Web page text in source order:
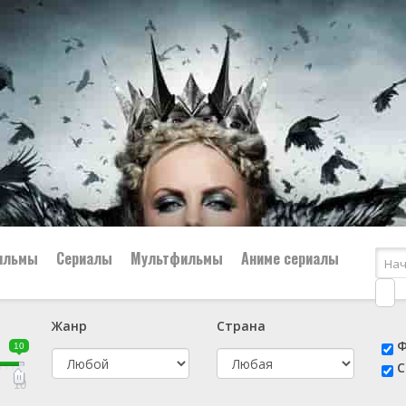
👨‍✈️ Военный
🕵️‍♂️ Детектив
Сериалы Мультфильмы Аниме сериалы
10
10
Жанр
Страна